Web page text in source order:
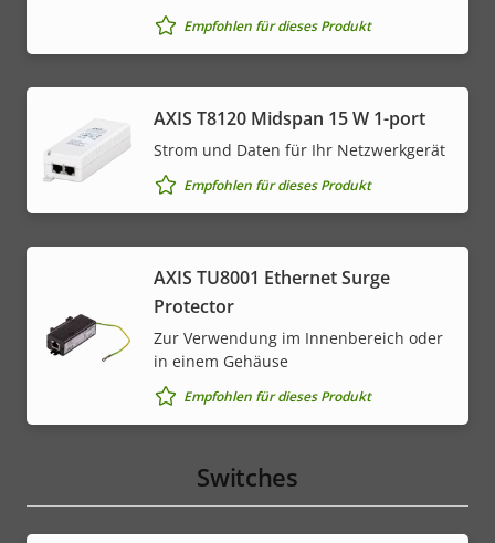
Empfohlen für dieses Produkt
AXIS T8120 Midspan 15 W 1-port
Strom und Daten für Ihr Netzwerkgerät
Empfohlen für dieses Produkt
AXIS TU8001 Ethernet Surge
Protector
Zur Verwendung im Innenbereich oder
in einem Gehäuse
Empfohlen für dieses Produkt
Switches